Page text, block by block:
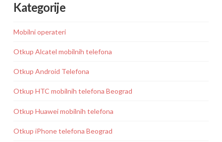
Kategorije
Mobilni operateri
Otkup Alcatel mobilnih telefona
Otkup Android Telefona
Otkup HTC mobilnih telefona Beograd
Otkup Huawei mobilnih telefona
Otkup iPhone telefona Beograd